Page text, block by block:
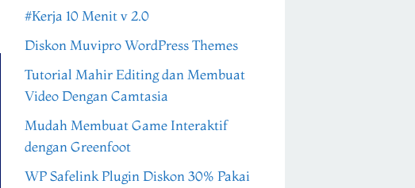
#Kerja 10 Menit v 2.0
Diskon Muvipro WordPress Themes
Tutorial Mahir Editing dan Membuat
Video Dengan Camtasia
Mudah Membuat Game Interaktif
dengan Greenfoot
WP Safelink Plugin Diskon 30% Pakai